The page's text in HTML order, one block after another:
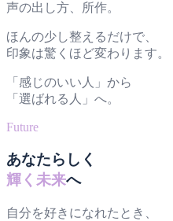
声の出し方、所作。
ほんの少し整えるだけで、
印象は驚くほど変わります。
「感じのいい人」から
「選ばれる人」へ。
Future
あなたらしく
輝く未来へ
自分を好きになれたとき、